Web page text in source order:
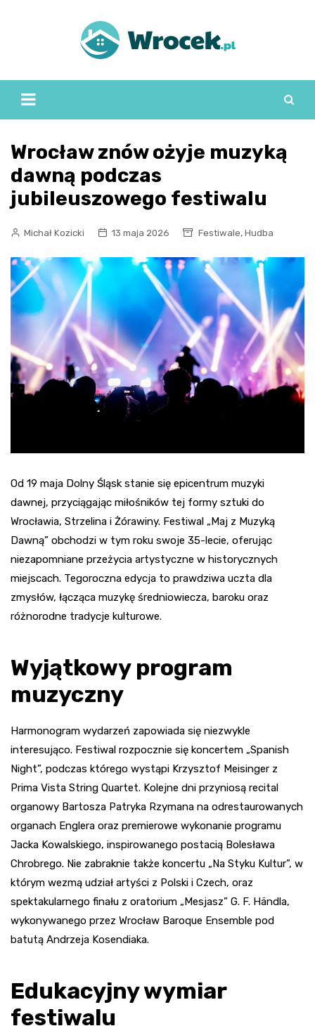
Wrocław znów ożyje muzyką
dawną podczas
jubileuszowego festiwalu
Michał Kozicki 13 maja 2026 Festiwale, Hudba
Od 19 maja Dolny Śląsk stanie się epicentrum muzyki
dawnej, przyciągając miłośników tej formy sztuki do
Wrocławia, Strzelina i Żórawiny. Festiwal „Maj z Muzyką
Dawną” obchodzi w tym roku swoje 35-lecie, oferując
niezapomniane przeżycia artystyczne w historycznych
miejscach. Tegoroczna edycja to prawdziwa uczta dla
zmysłów, łącząca muzykę średniowiecza, baroku oraz
różnorodne tradycje kulturowe.
Wyjątkowy program
muzyczny
Harmonogram wydarzeń zapowiada się niezwykle
interesująco. Festiwal rozpocznie się koncertem „Spanish
Night”, podczas którego wystąpi Krzysztof Meisinger z
Prima Vista String Quartet. Kolejne dni przyniosą recital
organowy Bartosza Patryka Rzymana na odrestaurowanych
organach Englera oraz premierowe wykonanie programu
Jacka Kowalskiego, inspirowanego postacią Bolesława
Chrobrego. Nie zabraknie także koncertu „Na Styku Kultur”, w
którym wezmą udział artyści z Polski i Czech, oraz
spektakularnego finału z oratorium „Mesjasz” G. F. Händla,
wykonywanego przez Wrocław Baroque Ensemble pod
batutą Andrzeja Kosendiaka.
Edukacyjny wymiar
festiwalu